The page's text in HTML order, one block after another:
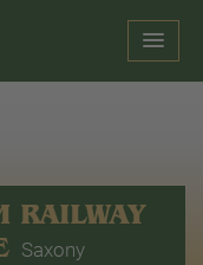
RAILWAY
Saxony